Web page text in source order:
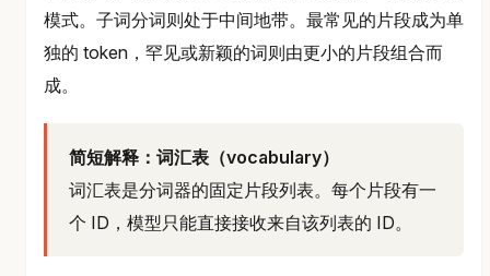
模式。子词分词则处于中间地带。最常见的片段成为单
独的 token，罕见或新颖的词则由更小的片段组合而
成。
简短解释：词汇表（vocabulary）
词汇表是分词器的固定片段列表。每个片段有一
个 ID，模型只能直接接收来自该列表的 ID。